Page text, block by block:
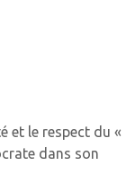
et le respect du «
dans son